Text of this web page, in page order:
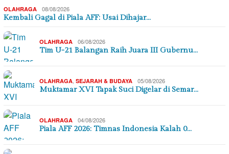
OLAHRAGA 08/08/2026
Kembali Gagal di Piala AFF: Usai Dihajar…
OLAHRAGA 06/08/2026
Tim U-21 Balangan Raih Juara III Gubernu…
OLAHRAGA, SEJARAH & BUDAYA 05/08/2026
Muktamar XVI Tapak Suci Digelar di Semar…
OLAHRAGA 04/08/2026
Piala AFF 2026: Timnas Indonesia Kalah 0…